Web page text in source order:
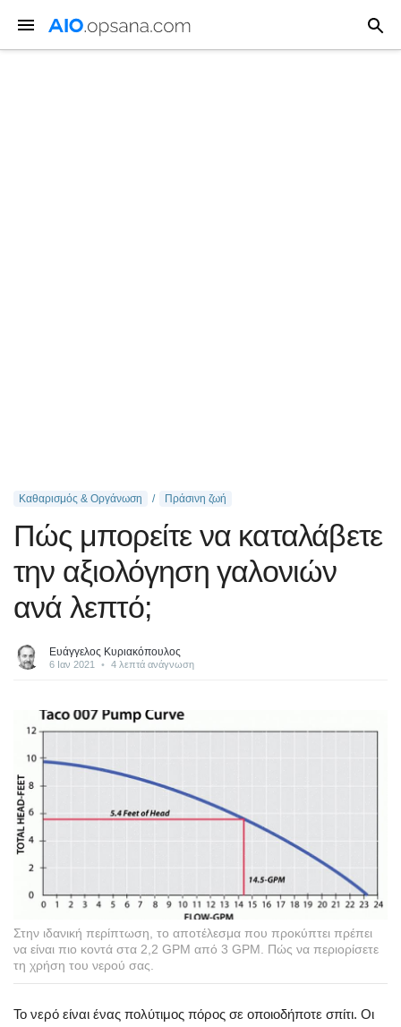
Καθαρισμός & Οργάνωση Πράσινη ζωή
Πώς μπορείτε να καταλάβετε
την αξιολόγηση γαλονιών
ανά λεπτό;
Ευάγγελος Κυριακόπουλος
6 Ιαν 2021 • 4 λεπτά ανάγνωση
Στην ιδανική περίπτωση, το αποτέλεσμα που προκύπτει πρέπει
να είναι πιο κοντά στα 2,2 GPM από 3 GPM. Πώς να περιορίσετε
τη χρήση του νερού σας.
Το νερό είναι ένας πολύτιμος πόρος σε οποιοδήποτε σπίτι. Οι